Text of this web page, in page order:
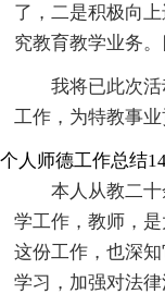
了，二是积极向
究教育教学业务
我将已此次
工作，为特教事业
个人师德工作总结
本人从教二
学工作，教师，
这份工作，也深
学习，加强对法